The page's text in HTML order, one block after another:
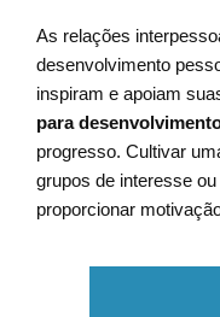
As relações
desenvolvimento
inspiram e apoiam
para
progresso. Cultivar
grupos de interesse
proporcionar